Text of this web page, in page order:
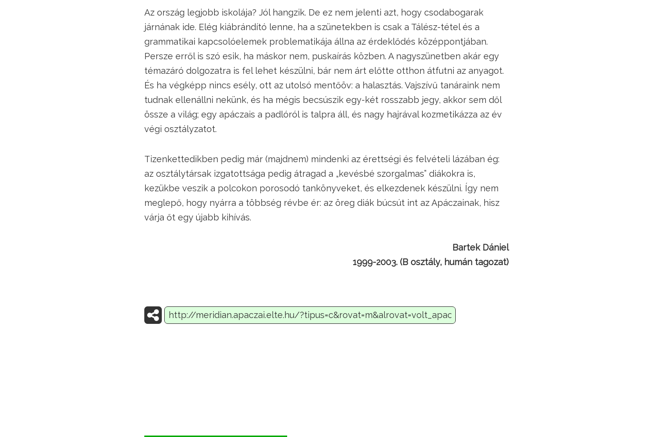
Az ország legjobb iskolája? Jól hangzik. De ez nem jelenti azt, hogy csodabogarak
járnának ide. Elég kiábrándító lenne, ha a szünetekben is csak a Tálész-tétel és a
grammatikai kapcsolóelemek problematikája állna az érdeklődés középpontjában.
Persze erről is szó esik, ha máskor nem, puskaírás közben. A nagyszünetben akár egy
témazáró dolgozatra is fel lehet készülni, bár nem árt előtte otthon átfutni az anyagot.
És ha végképp nincs esély, ott az utolsó mentőöv: a halasztás. Vajszívű tanáraink nem
tudnak ellenállni nekünk, és ha mégis becsúszik egy-két rosszabb jegy, akkor sem dől
össze a világ; egy apáczais a padlóról is talpra áll, és nagy hajrával kozmetikázza az év
végi osztályzatot.
Tizenkettedikben pedig már (majdnem) mindenki az érettségi és felvételi lázában ég:
az osztálytársak izgatottsága pedig átragad a „kevésbé szorgalmas” diákokra is,
kezükbe veszik a polcokon porosodó tankönyveket, és elkezdenek készülni. Így nem
meglepő, hogy nyárra a többség révbe ér: az öreg diák búcsút int az Apáczainak, hisz
várja őt egy újabb kihívás.
Bartek Dániel
1999-2003. (B osztály, humán tagozat)